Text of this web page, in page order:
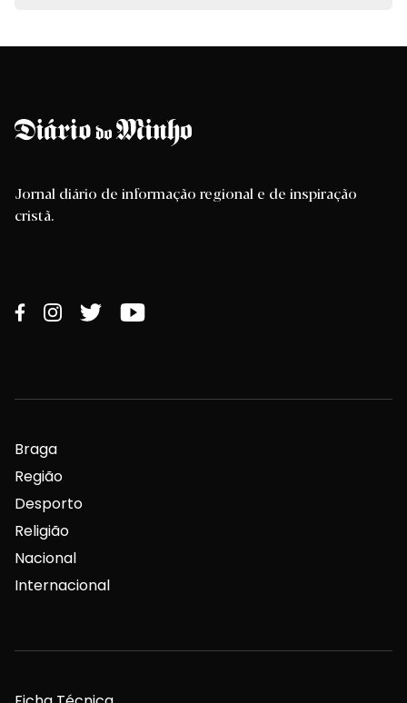
Jornal diário de informação regional e de inspiração
cristã.
Braga
Região
Desporto
Religião
Nacional
Internacional